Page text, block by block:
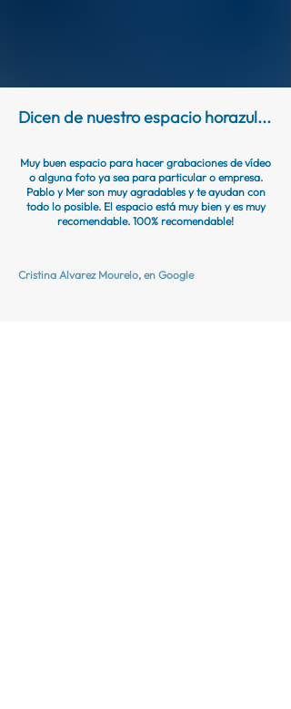
Dicen de nuestro espacio horazul...
Muy buen espacio para hacer grabaciones de vídeo
o alguna foto ya sea para particular o empresa.
Pablo y Mer son muy agradables y te ayudan con
todo lo posible. El espacio está muy bien y es muy
recomendable. 100% recomendable!
Cristina Alvarez Mourelo, en Google